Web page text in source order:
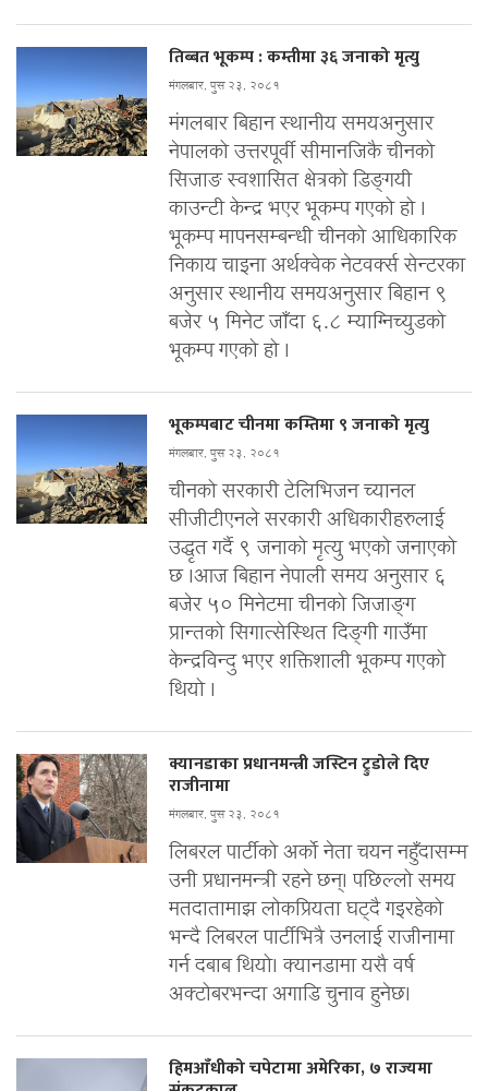
तिब्बत भूकम्प : कम्तीमा ३६ जनाको मृत्यु
मंगलबार, पुस २३, २०८१
मंगलबार बिहान स्थानीय समयअनुसार
नेपालको उत्तरपूर्वी सीमानजिकै चीनको
सिजाङ स्वशासित क्षेत्रको डिङ्गयी
काउन्टी केन्द्र भएर भूकम्प गएको हो ।
भूकम्प मापनसम्बन्धी चीनको आधिकारिक
निकाय चाइना अर्थक्वेक नेटवर्क्स सेन्टरका
अनुसार स्थानीय समयअनुसार बिहान ९
बजेर ५ मिनेट जाँदा ६.८ म्याग्निच्युडको
भूकम्प गएको हो ।
भूकम्पबाट चीनमा कम्तिमा ९ जनाको मृत्यु
मंगलबार, पुस २३, २०८१
चीनको सरकारी टेलिभिजन च्यानल
सीजीटीएनले सरकारी अधिकारीहरुलाई
उद्धृत गर्दै ९ जनाको मृत्यु भएको जनाएको
छ ।आज बिहान नेपाली समय अनुसार ६
बजेर ५० मिनेटमा चीनको जिजाङ्ग
प्रान्तको सिगात्सेस्थित दिङ्गी गाउँमा
केन्द्रविन्दु भएर शक्तिशाली भूकम्प गएको
थियो ।
क्यानडाका प्रधानमन्त्री जस्टिन ट्रुडोले दिए
राजीनामा
मंगलबार, पुस २३, २०८१
लिबरल पार्टीको अर्को नेता चयन नहुँदासम्म
उनी प्रधानमन्त्री रहने छन्। पछिल्लो समय
मतदातामाझ लोकप्रियता घट्दै गइरहेको
भन्दै लिबरल पार्टीभित्रै उनलाई राजीनामा
गर्न दबाब थियो। क्यानडामा यसै वर्ष
अक्टोबरभन्दा अगाडि चुनाव हुनेछ।
हिमआँधीको चपेटामा अमेरिका, ७ राज्यमा